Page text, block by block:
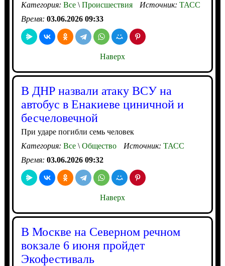
Категория: Все\Происшествия Источник: ТАСС
Время: 03.06.2026 09:33
Наверх
В ДНР назвали атаку ВСУ на
автобус в Енакиеве циничной и
бесчеловечной
При ударе погибли семь человек
Категория: Все\Общество Источник: ТАСС
Время: 03.06.2026 09:32
Наверх
В Москве на Северном речном
вокзале 6 июня пройдет
Экофестиваль